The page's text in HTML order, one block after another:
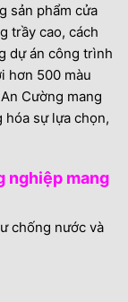
sản phẩm cửa
trầy cao, cách
dự án công trình
hơn 500 màu
Cường mang
hóa sự lựa chọn,
nghiệp mang
chống nước và